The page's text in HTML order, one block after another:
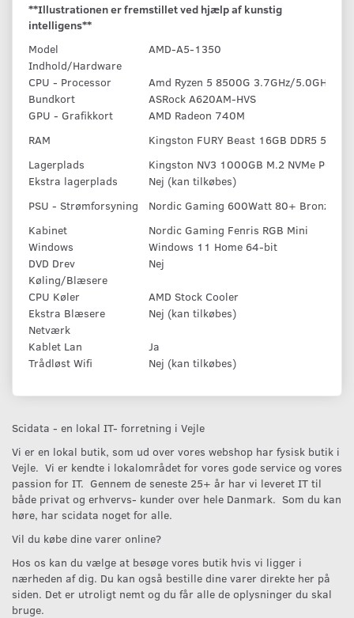
**Illustrationen er fremstillet ved hjælp af kunstig
intelligens**
Model
AMD-A5-1350
Indhold/Hardware
CPU - Processor
Amd Ryzen 5 8500G 3.7GHz/5.0GHz
Bundkort
ASRock A620AM-HVS
GPU - Grafikkort
AMD Radeon 740M
RAM
Kingston FURY Beast 16GB DDR5
Lagerplads
Kingston NV3 1000GB M.2 NVMe PCIe
Ekstra lagerplads
Nej (kan tilkøbes)
PSU - Strømforsyning
Nordic Gaming 600Watt 80+ Bronze
Kabinet
Nordic Gaming Fenris RGB Mini
Windows
Windows 11 Home 64-bit
DVD Drev
Nej
Køling/Blæsere
CPU Køler
AMD Stock Cooler
Ekstra Blæsere
Nej (kan tilkøbes)
Netværk
Kablet Lan
Ja
Trådløst Wifi
Nej (kan tilkøbes)
Scidata - en lokal IT- forretning i Vejle
Vi er en lokal butik, som ud over vores webshop har fysisk butik i
Vejle. Vi er kendte i lokalområdet for vores gode service og vores
passion for IT. Gennem de seneste 25+ år har vi leveret IT til
både privat og erhvervs- kunder over hele Danmark. Som du kan
høre, har scidata noget for alle.
Vil du købe dine varer online?
Hos os kan du vælge at besøge vores butik hvis vi ligger i
nærheden af dig. Du kan også bestille dine varer direkte her på
siden. Det er utroligt nemt og du får alle de oplysninger du skal
bruge.